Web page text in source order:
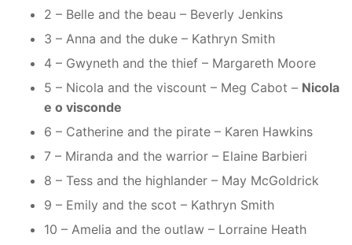
2 – Belle and the beau – Beverly Jenkins
3 – Anna and the duke – Kathryn Smith
4 – Gwyneth and the thief – Margareth Moore
5 – Nicola and the viscount – Meg Cabot – Nicola
e o visconde
6 – Catherine and the pirate – Karen Hawkins
7 – Miranda and the warrior – Elaine Barbieri
8 – Tess and the highlander – May McGoldrick
9 – Emily and the scot – Kathryn Smith
10 – Amelia and the outlaw – Lorraine Heath